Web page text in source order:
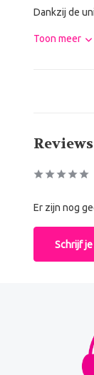
Dankzij de
Toon meer
Reviews
Er zijn nog
Schrijf